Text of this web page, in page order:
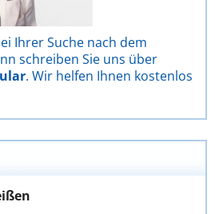
Ihrer Suche nach dem
schreiben Sie uns über
. Wir helfen Ihnen kostenlos